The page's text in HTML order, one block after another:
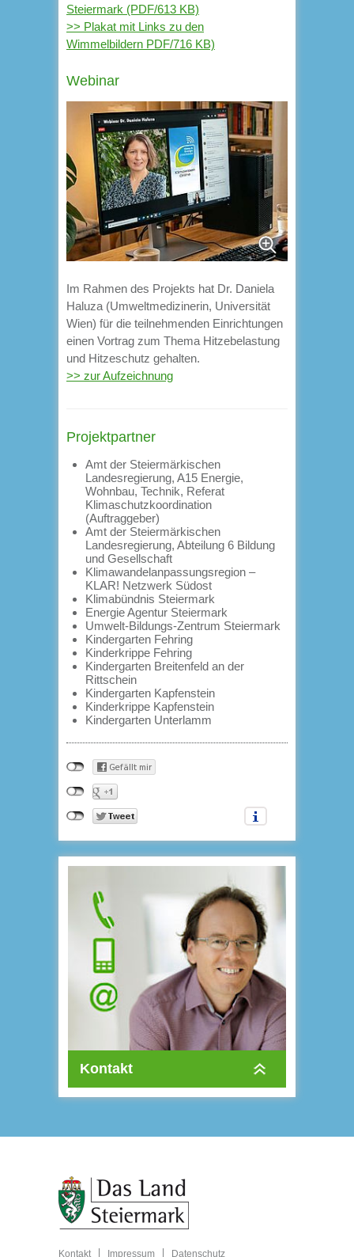
Steiermark (PDF/613 KB)
>> Plakat mit Links zu den
Wimmelbildern PDF/716 KB)
Webinar
Im Rahmen des Projekts hat Dr. Daniela
Haluza (Umweltmedizinerin, Universität
Wien) für die teilnehmenden Einrichtungen
einen Vortrag zum Thema Hitzebelastung
und Hitzeschutz gehalten.
>> zur Aufzeichnung
Projektpartner
Amt der Steiermärkischen
Landesregierung, A15 Energie,
Wohnbau, Technik, Referat
Klimaschutzkoordination
(Auftraggeber)
Amt der Steiermärkischen
Landesregierung, Abteilung 6 Bildung
und Gesellschaft
Klimawandelanpassungsregion –
KLAR! Netzwerk Südost
Klimabündnis Steiermark
Energie Agentur Steiermark
Umwelt-Bildungs-Zentrum Steiermark
Kindergarten Fehring
Kinderkrippe Fehring
Kindergarten Breitenfeld an der
Rittschein
Kindergarten Kapfenstein
Kinderkrippe Kapfenstein
Kindergarten Unterlamm
Kontakt
Kontakt Impressum Datenschutz